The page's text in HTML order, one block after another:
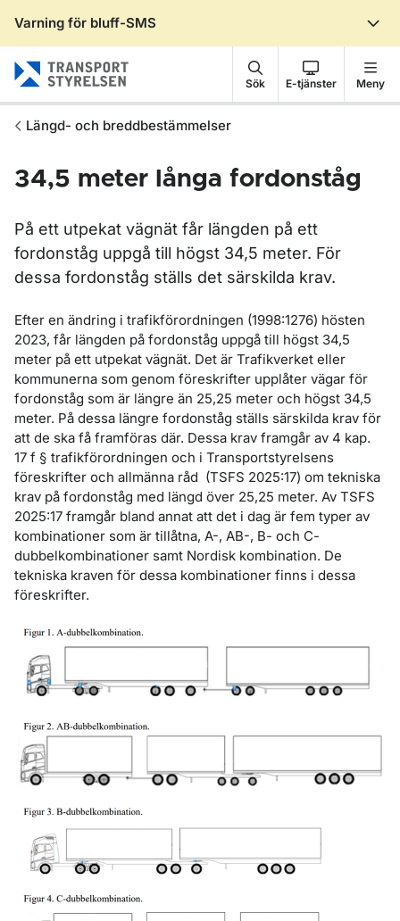
Varning för bluff-SMS
Sök E-tjänster Meny
Längd- och breddbestämmelser
34,5 meter långa fordonståg
På ett utpekat vägnät får längden på ett
fordonståg uppgå till högst 34,5 meter. För
dessa fordonståg ställs det särskilda krav.
Efter en ändring i trafikförordningen (1998:1276) hösten
2023, får längden på fordonståg uppgå till högst 34,5
meter på ett utpekat vägnät. Det är Trafikverket eller
kommunerna som genom föreskrifter upplåter vägar för
fordonståg som är längre än 25,25 meter och högst 34,5
meter. På dessa längre fordonståg ställs särskilda krav för
att de ska få framföras där. Dessa krav framgår av 4 kap.
17 f § trafikförordningen och i Transportstyrelsens
föreskrifter och allmänna råd (TSFS 2025:17) om tekniska
krav på fordonståg med längd över 25,25 meter. Av TSFS
2025:17 framgår bland annat att det i dag är fem typer av
kombinationer som är tillåtna, A-, AB-, B- och C-
dubbelkombinationer samt Nordisk kombination. De
tekniska kraven för dessa kombinationer finns i dessa
föreskrifter.